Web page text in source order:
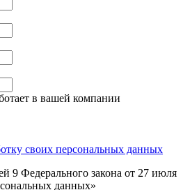
в вашей компании
своих персональных данных
9 Федерального закона от 27 июля
данных»